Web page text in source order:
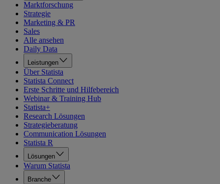
Marktforschung
Strategie
Marketing & PR
Sales
Alle ansehen
Daily Data
Leistungen
Über Statista
Statista Connect
Erste Schritte und Hilfebereich
Webinar & Training Hub
Statista+
Research Lösungen
Strategieberatung
Communication Lösungen
Statista R
Lösungen
Warum Statista
Branche